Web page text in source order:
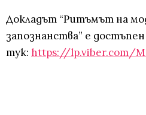
Докладът “Ритъмът на
запознанства” е достъпен
тук: https://lp.viber.com/